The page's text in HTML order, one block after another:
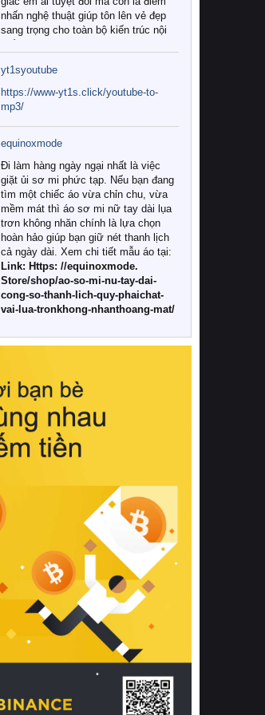
nhấn nghệ thuật giúp tôn lên vẻ đẹp
sang trọng cho toàn bộ kiến trúc nội
Tuy nhiên, giữa thị trường đa dạng
với vô vàn thương hiệu và mẫu mã
như hiện nay, làm thế nào để chọn
được những bộ chăn ga gối đệm cao
cấp thực sự chất lượng, phù hợp với
khí hậu và nhu cầu sử dụng của gia
đình? Hãy cùng chúng tôi đi tìm lời
giải đáp chi tiết qua bài viết dưới đây.
1. Tại sao các gia đình hiện đại lại ưa
chuộng chăn ga gối đệm cao cấp?
Khác với các dòng sản phẩm thông
thường, những bộ chăn ga gối đệm
cao cấp trải qua quy trình sản xuất
nghiêm ngặt từ khâu chọn lọc nguyên
liệu tự nhiên đến công nghệ dệt
nhuộm hiện đại không chứa hóa chất
này, bạn sẽ cảm nhận rõ rệt sự khác
hồi chuẩn xác của phần đệm nâng đỡ
cột sống.
Bên cạnh đó, việc lựa chọn các dòng
sản phẩm đạt chuẩn chất lượng quốc
tế còn giúp ngăn ngừa tình trạng kích
khuẩn và nấm mốc trong điều kiện
thời tiết nóng ẩm. Bạn có thể tìm hiểu
thêm các nghiên cứu khoa học về tác
động của giấc ngủ và môi trường
phòng ngủ đối với sức khỏe con
người tại Sleep Foundation (External
Link) để có cái nhìn toàn diện hơn.
2. Các tiêu chí vàng khi lựa chọn
chăn ga gối đệm cao cấp cho phòng
ngủ
Để sở hữu một bộ chăn ga gối đệm
cao cấp hoàn hảo cả về thẩm mỹ lẫn
công năng, người tiêu dùng cần cân
nhắc kỹ lưỡng các tiêu chí quan trọng
yt1syoutube
https://www-yt1s.click/youtube-to-
mp3/
equinoxmode
Đi làm hàng ngày ngại nhất là việc
giặt ủi sơ mi phức tạp. Nếu bạn đang
tìm một chiếc áo vừa chỉn chu, vừa
mềm mát thì áo sơ mi nữ tay dài lụa
trơn không nhăn chính là lựa chọn
hoàn hảo giúp bạn giữ nét thanh lịch
cả ngày dài. Xem chi tiết mẫu áo tại:
Link: Https: //equinoxmode.
Store/shop/ao-so-mi-nu-tay-dai-
cong-so-thanh-lich-quy-phaichat-
vai-lua-tronkhong-nhanthoang-mat/